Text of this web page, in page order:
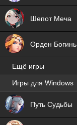
Шепот Меча
Орден Богинь
Ещё игры
Игры для Windows
Путь Судьбы